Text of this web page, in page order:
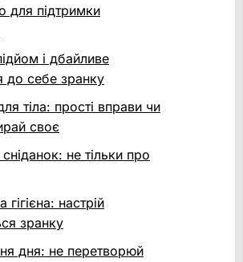
для підтримки
і дбайливе
до себе зранку
тіла: прості вправи чи
своє
не тільки про
гігієна: настрій
зранку
дня: не перетворюй